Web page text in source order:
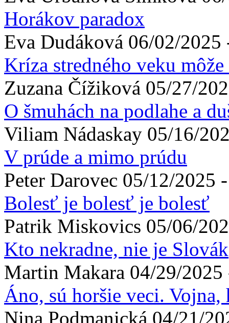
Horákov paradox
Eva Dudáková 06/02/2025
Kríza stredného veku
Zuzana Čížiková 05/27/
O šmuhách na podlahe a
Viliam Nádaskay 05/16/
V prúde a mimo prúdu
Peter Darovec 05/12/2025
Bolesť je bolesť je bolesť
Patrik Miskovics 05/06/
Kto nekradne, nie je Slovák
Martin Makara 04/29/2025
Áno, sú horšie veci.
Nina Podmanická 04/21/